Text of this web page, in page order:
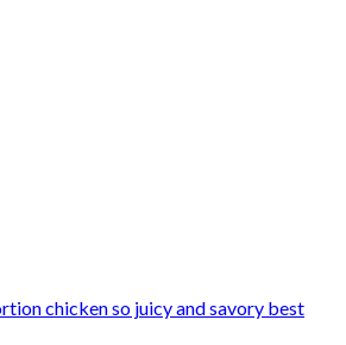
chicken so juicy and savory best